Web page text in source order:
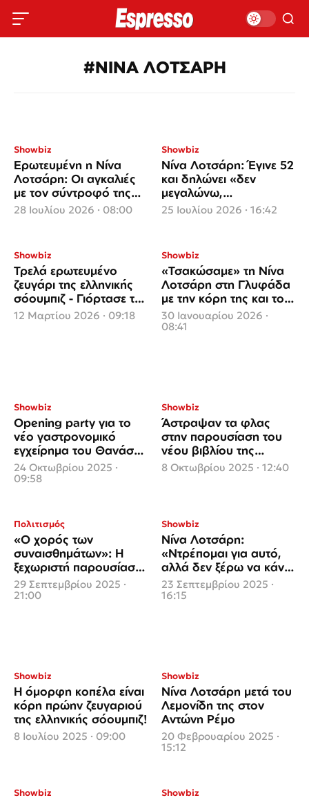
#ΝΙΝΑ ΛΟΤΣΑΡΗ
Showbiz
Ερωτευμένη η Νίνα
Λοτσάρη: Οι αγκαλιές
με τον σύντροφό της
και η αποκάλυψη της
28 Ιουλίου 2026 · 08:00
Showbiz
Νίνα Λοτσάρη: Έγινε 52
και δηλώνει «δεν
μεγαλώνω,
αναβαθμίζομαι»
25 Ιουλίου 2026 · 16:42
Showbiz
Τρελά ερωτευμένο
ζευγάρι της ελληνικής
σόουμπιζ - Γιόρτασε την
πέμπτη επέτειό του
12 Μαρτίου 2026 · 09:18
Showbiz
«Τσακώσαμε» τη Νίνα
Λοτσάρη στη Γλυφάδα
με την κόρη της και τον
σύντροφό της
30 Ιανουαρίου 2026 ·
08:41
Showbiz
Opening party για το
νέο γαστρονομικό
εγχείρημα του Θανάση
Παπαγεωργίου
24 Οκτωβρίου 2025 ·
09:58
Showbiz
Άστραψαν τα φλας
στην παρουσίαση του
νέου βιβλίου της
Σόφης Πασχάλη
8 Οκτωβρίου 2025 · 12:40
Πολιτισμός
«Ο χορός των
συναισθημάτων»: Η
ξεχωριστή παρουσίαση-
αναπαράσταση του
βιβλίου της Σόφης
29 Σεπτεμβρίου 2025 ·
21:00
Showbiz
Νίνα Λοτσάρη:
«Ντρέπομαι για αυτό,
αλλά δεν ξέρω να κάνω
γεμιστά και παστίτσιο»
23 Σεπτεμβρίου 2025 ·
16:15
Showbiz
Η όμορφη κοπέλα είναι
κόρη πρώην ζευγαριού
της ελληνικής σόουμπιζ!
8 Ιουλίου 2025 · 09:00
Showbiz
Νίνα Λοτσάρη μετά του
Λεμονίδη της στον
Αντώνη Ρέμο
20 Φεβρουαρίου 2025 ·
15:12
Showbiz Showbiz